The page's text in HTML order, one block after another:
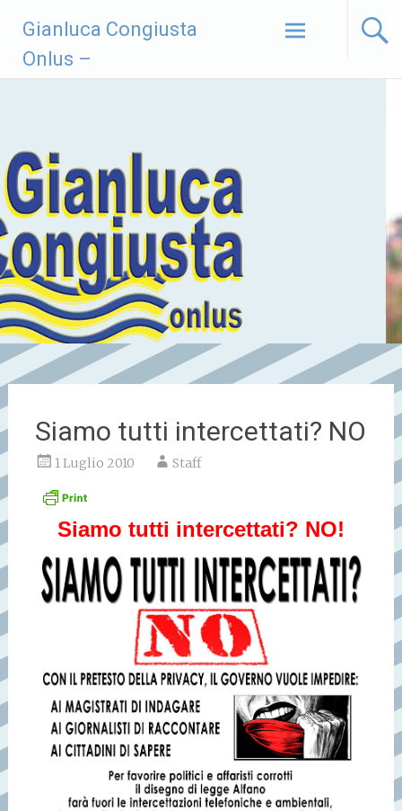
contenuto
Gianluca Congiusta
Onlus –
Siamo tutti intercettati? NO
1 Luglio 2010 Staff
Siamo tutti intercettati? NO!